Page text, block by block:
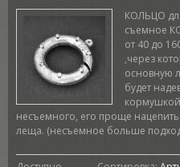
КОЛЬЦО
съемное
от 40 до
,через
основную
будет
несъемного, его проще
леща. (несъемное больше